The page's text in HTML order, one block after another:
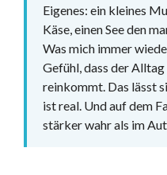
Eigenes: ein kleines
Käse, einen See den
Was mich immer
Gefühl, dass der
reinkommt. Das lässt
ist real. Und auf dem
stärker wahr als im